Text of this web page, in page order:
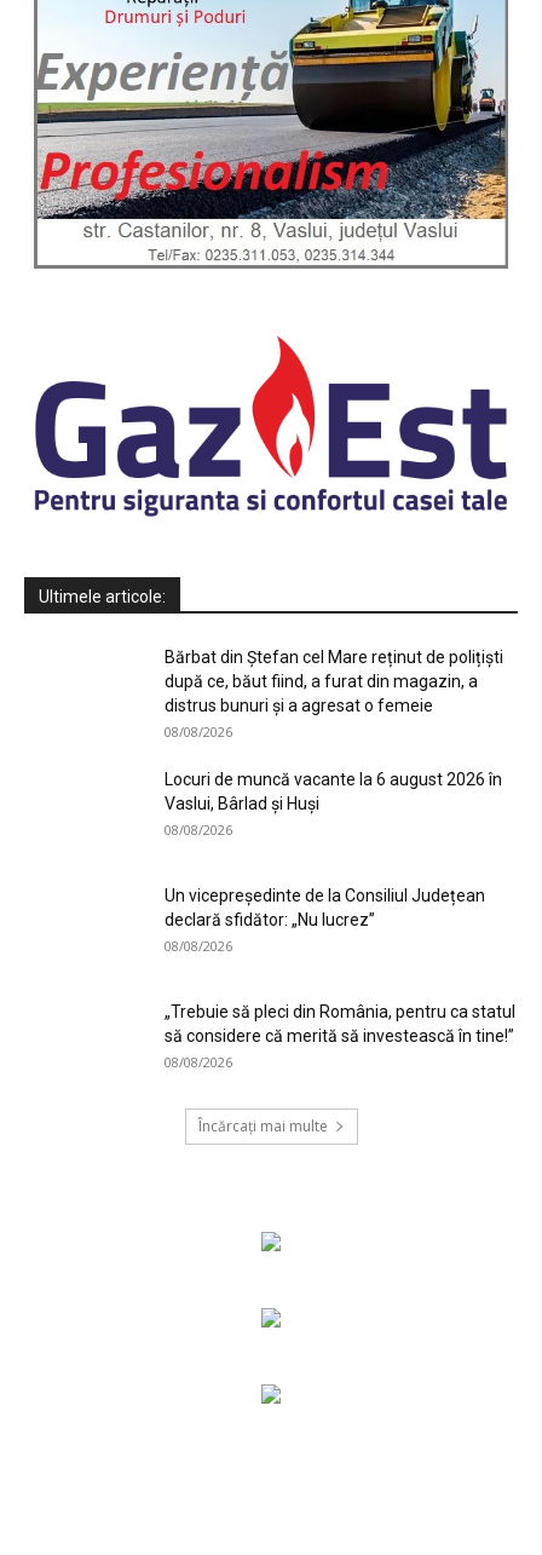
Ultimele articole:
Bărbat din Ștefan cel Mare reținut de polițiști
după ce, băut fiind, a furat din magazin, a
distrus bunuri și a agresat o femeie
08/08/2026
Locuri de muncă vacante la 6 august 2026 în
Vaslui, Bârlad și Huși
08/08/2026
Un vicepreședinte de la Consiliul Județean
declară sfidător: „Nu lucrez”
08/08/2026
„Trebuie să pleci din România, pentru ca statul
să considere că merită să investească în tine!”
08/08/2026
Încărcați mai multe